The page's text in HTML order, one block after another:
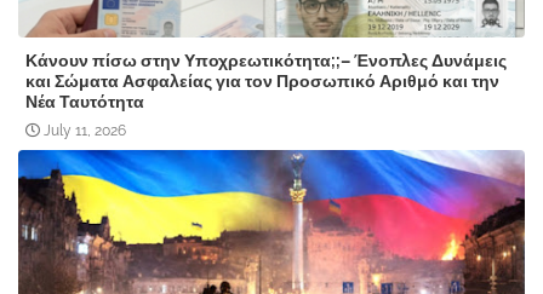
Κάνουν πίσω στην Υποχρεωτικότητα;;– Ένοπλες Δυνάμεις
και Σώματα Ασφαλείας για τον Προσωπικό Αριθμό και την
Νέα Ταυτότητα
July 11, 2026